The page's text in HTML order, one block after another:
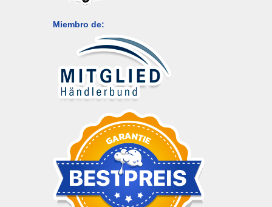
Miembro de: